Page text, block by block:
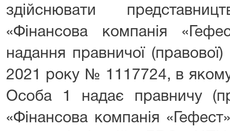
здійснювати
«Фінансова компанія
надання правничої
2021 року № 1117724, в
Особа 1 надає правничу
«Фінансова компанія